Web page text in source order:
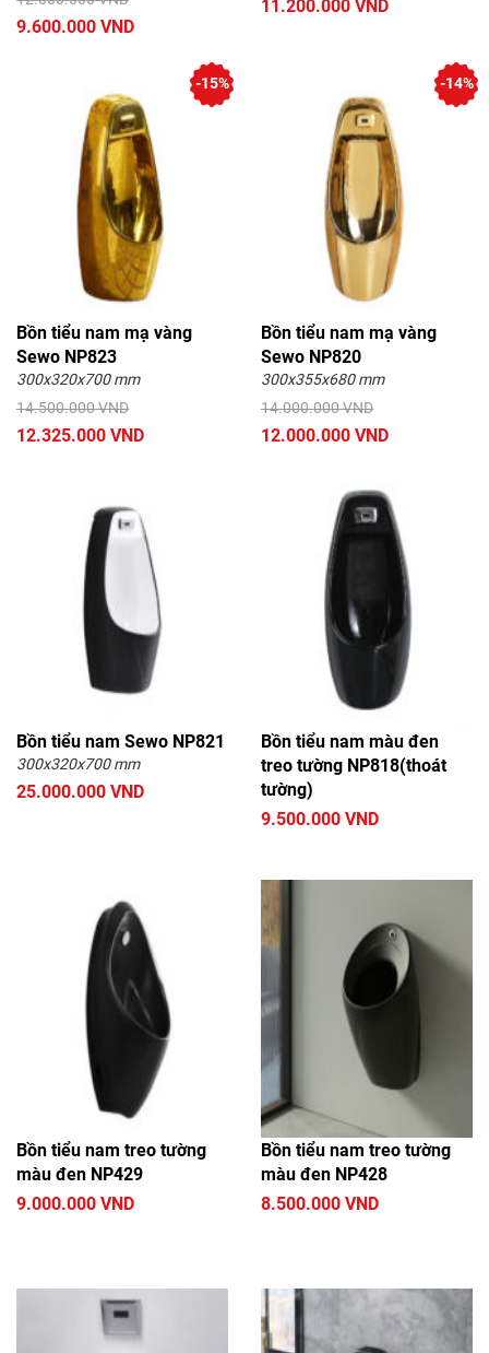
9.600.000 VND
11.200.000 VND
Bồn tiểu nam mạ vàng
Sewo NP823
300x320x700 mm
14.500.000 VND
12.325.000 VND
-15%
Bồn tiểu nam mạ vàng
Sewo NP820
300x355x680 mm
14.000.000 VND
12.000.000 VND
-14%
Bồn tiểu nam Sewo NP821
300x320x700 mm
25.000.000 VND
Bồn tiểu nam màu đen
treo tường NP818(thoát
tường)
9.500.000 VND
Bồn tiểu nam treo tường
màu đen NP429
9.000.000 VND
Bồn tiểu nam treo tường
màu đen NP428
8.500.000 VND